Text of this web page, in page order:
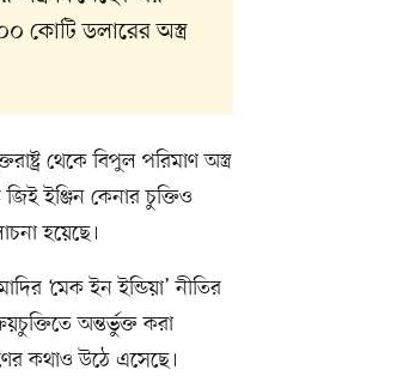
কোটি ডলারের অস্ত্র
থেকে বিপুল পরিমাণ অস্ত্র
ইঞ্জিন কেনার চুক্তিও
হয়েছে।
‘মেক ইন ইন্ডিয়া’ নীতির
অন্তর্ভুক্ত করা
কথাও উঠে এসেছে।